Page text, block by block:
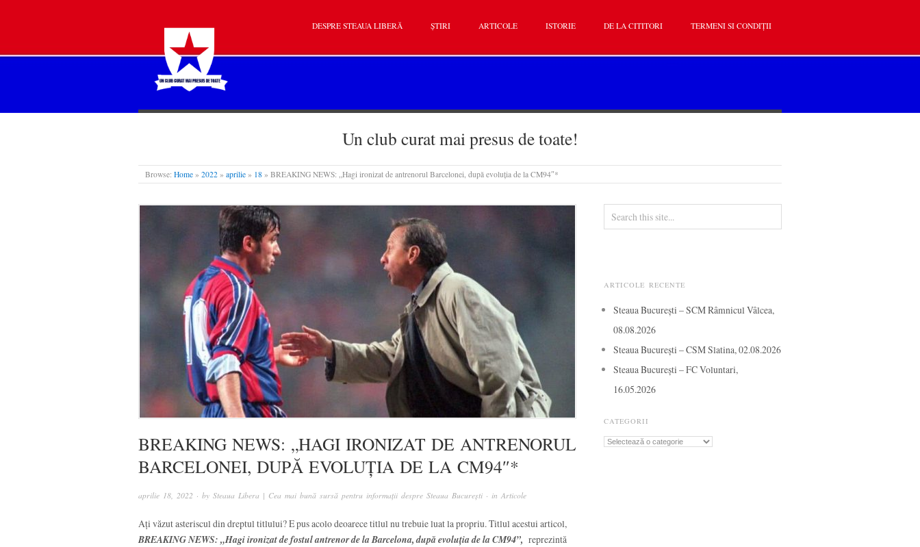
STEAUA LIBERĂ
DESPRE STEAUA LIBERĂ ȘTIRI ARTICOLE ISTORIE DE LA CITITORI TERMENI SI CONDIȚII
Un club curat mai presus de toate!
Browse: Home » 2022 » aprilie » 18 » BREAKING NEWS: „Hagi ironizat de antrenorul Barcelonei, după evoluția de la CM94″*
BREAKING NEWS: „HAGI IRONIZAT DE ANTRENORUL
BARCELONEI, DUPĂ EVOLUȚIA DE LA CM94″*
aprilie 18, 2022 · by Steaua Libera | Cea mai bună sursă pentru informații despre Steaua București · in Articole
Ați văzut asteriscul din dreptul titlului? E pus acolo deoarece titlul nu trebuie luat la propriu. Titlul acestui articol,
BREAKING NEWS: „Hagi ironizat de fostul antrenor de la Barcelona, după evoluția de la CM94”, reprezintă
ARTICOLE RECENTE
Steaua București – SCM Râmnicul Vâlcea,
08.08.2026
Steaua București – CSM Slatina, 02.08.2026
Steaua București – FC Voluntari,
16.05.2026
CATEGORII
Categorii